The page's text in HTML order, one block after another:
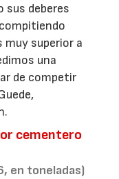
sus deberes
superior a
una
de competir
cementero
en toneladas)